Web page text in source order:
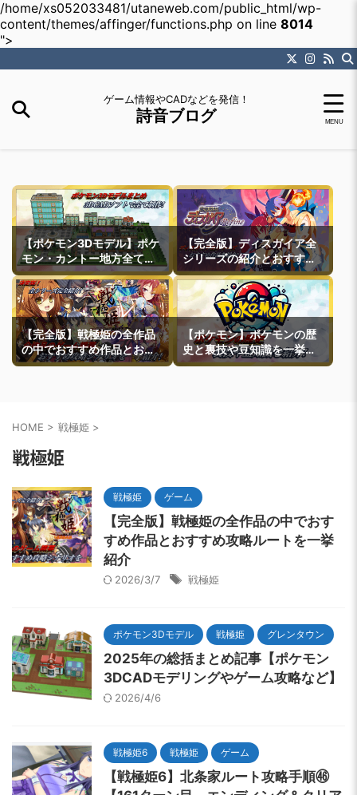
/home/xs052033481/utaneweb.com/public_html/wp-
content/themes/affinger/functions.php on line 8014
">
ゲーム情報やCADなどを発信！
詩音ブログ
【ポケモン3Dモデル】ポケ
モン・カントー地方全ての
町モデルなどを紹介
【完全版】ディスガイア全
シリーズの紹介とおすすめ
作品紹介
【完全版】戦極姫の全作品
の中でおすすめ作品とおす
すめ攻略ルートを一挙紹介
【ポケモン】ポケモンの歴
史と裏技や豆知識を一挙紹
介
HOME > 戦極姫 >
戦極姫
戦極姫 ゲーム
【完全版】戦極姫の全作品の中でおす
すめ作品とおすすめ攻略ルートを一挙
紹介
2026/3/7 戦極姫
ポケモン3Dモデル 戦極姫 グレンタウン
2025年の総括まとめ記事【ポケモン
3DCADモデリングやゲーム攻略など】
2026/4/6
戦極姫6 戦極姫 ゲーム
【戦極姫6】北条家ルート攻略手順㊻